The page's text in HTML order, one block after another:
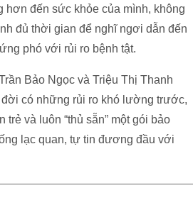
hơn đến sức khỏe của mình, không
đủ thời gian để nghĩ ngơi dẫn đến
phó với rủi ro bệnh tật.
Bảo Ngọc và Triệu Thị Thanh
đời có những rủi ro khó lường trước,
và luôn “thủ sẵn” một gói bảo
lạc quan, tự tin đương đầu với